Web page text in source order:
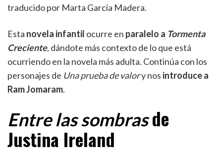
traducido por Marta García Madera.
Esta novela infantil ocurre en paralelo a Tormenta
Creciente, dándote más contexto de lo que está
ocurriendo en la novela más adulta. Continúa con los
personajes de Una prueba de valory nos introduce a
Ram Jomaram.
Entre las sombras de
Justina Ireland